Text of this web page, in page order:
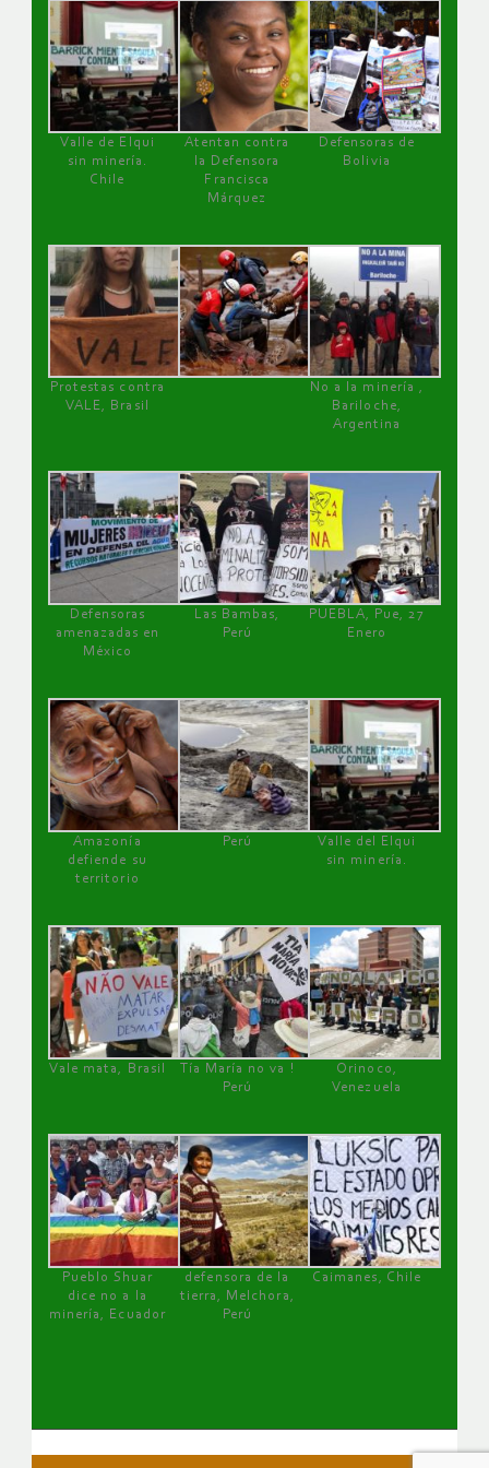
Valle de Elqui
sin minería.
Chile
Atentan contra
la Defensora
Francisca
Márquez
Defensoras de
Bolivia
Protestas contra
VALE, Brasil
No a la minería ,
Bariloche,
Argentina
Defensoras
amenazadas en
México
Las Bambas,
Perú
PUEBLA, Pue, 27
Enero
Amazonía
defiende su
territorio
Perú
Valle del Elqui
sin minería.
Vale mata, Brasil
Tía María no va !
Perú
Orinoco,
Venezuela
Pueblo Shuar
dice no a la
minería, Ecuador
defensora de la
tierra, Melchora,
Perú
Caimanes, Chile